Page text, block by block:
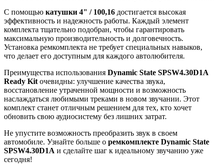
С помощью катушки 4" / 100,16 достигается высокая
эффективность и надежность работы. Каждый элемент
комплекта тщательно подобран, чтобы гарантировать
максимальную производительность и долговечность.
Установка ремкомплекта не требует специальных навыков,
что делает его доступным для каждого автолюбителя.
Преимущества использования Dynamic State SPSW4.30D1A
Ready Kit очевидны: улучшение качества звука,
восстановление утраченной мощности и возможность
наслаждаться любимыми треками в новом звучании. Этот
комплект станет отличным решением для тех, кто хочет
обновить свою аудиосистему без лишних затрат.
Не упустите возможность преобразить звук в своем
автомобиле. Узнайте больше о ремкомплекте Dynamic State
SPSW4.30D1A и сделайте шаг к идеальному звучанию уже
сегодня!